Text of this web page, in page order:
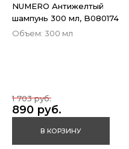
NUMERO Антижелтый
шампунь 300 мл, B080174
Объем: 300 мл
890 руб.
1 703 руб.
В КОРЗИНУ